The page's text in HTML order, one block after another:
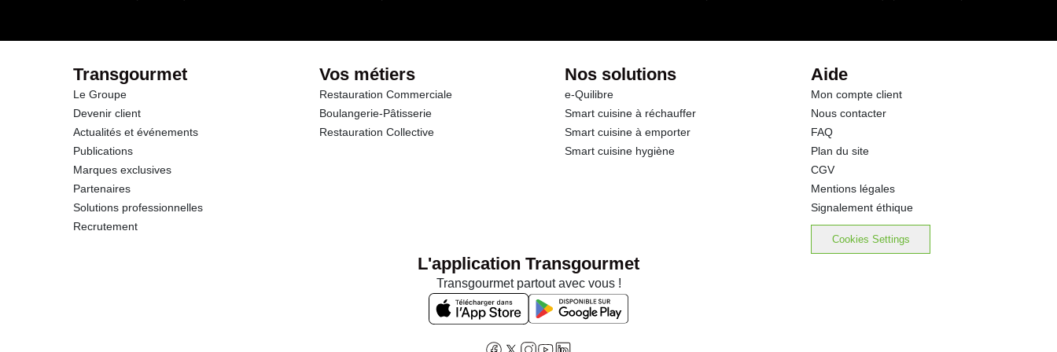
Transgourmet
Le Groupe
Devenir client
Actualités et événements
Publications
Marques exclusives
Partenaires
Solutions professionnelles
Recrutement
Vos métiers
Restauration Commerciale
Boulangerie-Pâtisserie
Restauration Collective
Nos solutions
e-Quilibre
Smart cuisine à réchauffer
Smart cuisine à emporter
Smart cuisine hygiène
Aide
Mon compte client
Nous contacter
FAQ
Plan du site
CGV
Mentions légales
Signalement éthique
Cookies Settings
L'application Transgourmet
Transgourmet partout avec vous !